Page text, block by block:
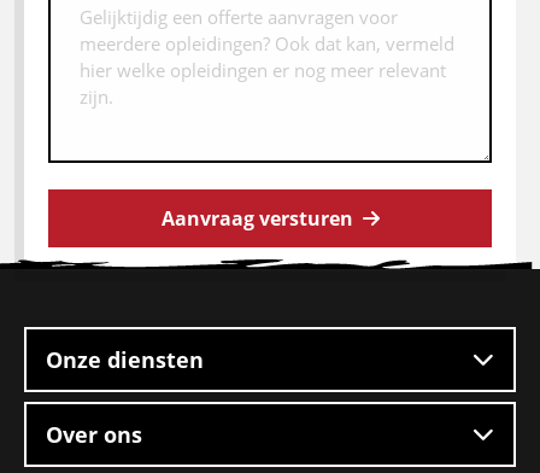
Aanvraag versturen
footer
Onze diensten
Over ons